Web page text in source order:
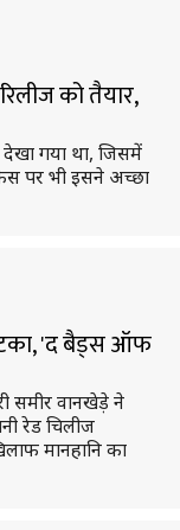
को तैयार,
देखा गया था, जिसमें
पर भी इसने अच्छा
'द बैड्स ऑफ
समीर वानखेड़े ने
रेड चिलीज
मानहानि का